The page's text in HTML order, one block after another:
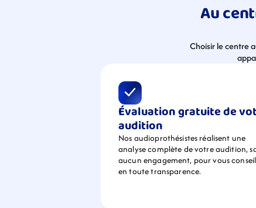
Au
Choisir le centre
Évaluation gratuite de
audition
Nos audioprothésistes réalisent une
analyse complète de votre audition,
aucun engagement, pour vous
en toute transparence.